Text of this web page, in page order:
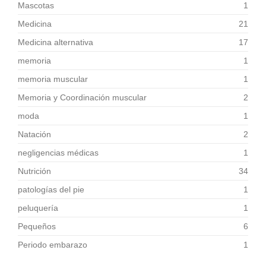
Mascotas
1
Medicina
21
Medicina alternativa
17
memoria
1
memoria muscular
1
Memoria y Coordinación muscular
2
moda
1
Natación
2
negligencias médicas
1
Nutrición
34
patologías del pie
1
peluquería
1
Pequeños
6
Periodo embarazo
1